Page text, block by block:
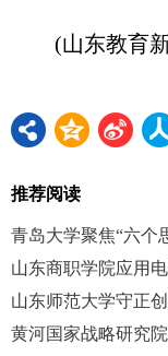
(山东教育新
推荐阅读
青岛大学聚焦“六个
山东商职学院应用
山东师范大学守正
黄河国家战略研究